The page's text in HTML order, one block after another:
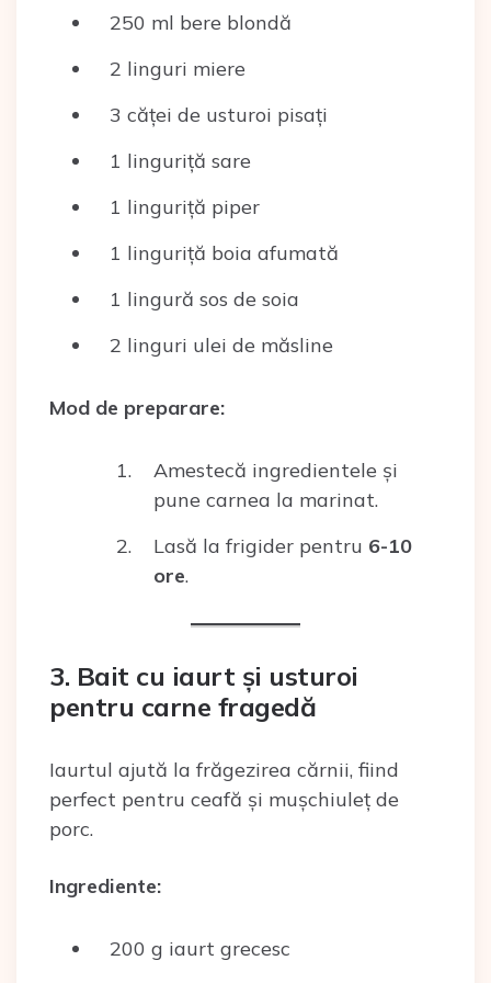
250 ml bere blondă
2 linguri miere
3 căței de usturoi pisați
1 linguriță sare
1 linguriță piper
1 linguriță boia afumată
1 lingură sos de soia
2 linguri ulei de măsline
Mod de preparare:
Amestecă ingredientele și
pune carnea la marinat.
Lasă la frigider pentru 6-10
ore.
3. Bait cu iaurt și usturoi
pentru carne fragedă
Iaurtul ajută la frăgezirea cărnii, fiind
perfect pentru ceafă și mușchiuleț de
porc.
Ingrediente:
200 g iaurt grecesc